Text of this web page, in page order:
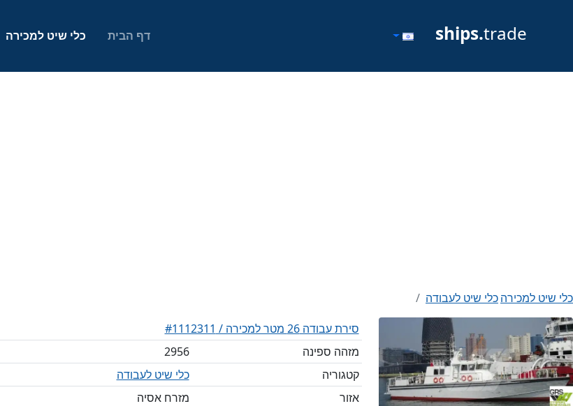
ships.trade דף הבית כלי שיט למכירה
כלי שיט למכירהכלי שיט לעבודה
סירת עבודה 26 מטר למכירה / #1112311
מזהה ספינה
2956
קטגוריה
כלי שיט לעבודה
אזור
מזרח אסיה